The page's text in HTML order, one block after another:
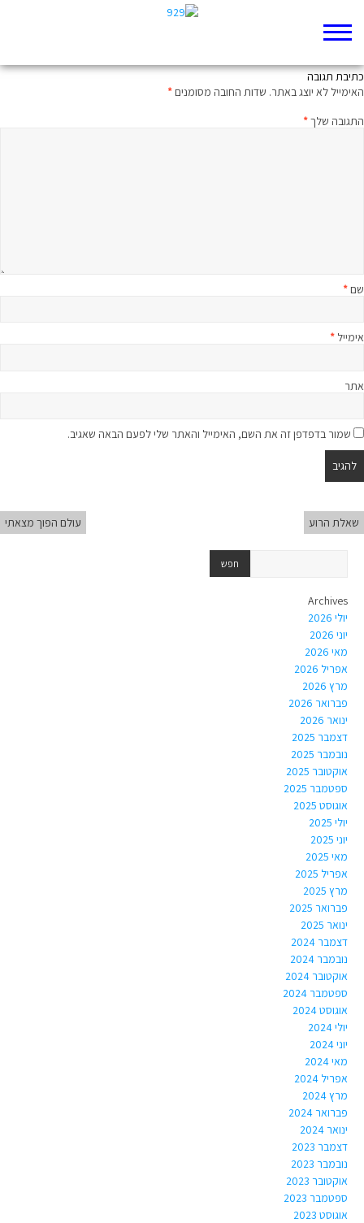
ממעמקים קראתיך: מיטיבי לכת לקהלת פרק י
כתיבת תגובה
האימייל לא יוצג באתר. שדות החובה מסומנים*
התגובה שלך*
שם*
אימייל *
אתר
שמור בדפדפן זה את השם, האימייל והאתר שלי לפעם הבאה שאגיב.
שאלת הרוע עולם הפוך מצאתי
Archives
יולי 2026
יוני 2026
מאי 2026
אפריל 2026
מרץ 2026
פברואר 2026
ינואר 2026
דצמבר 2025
נובמבר 2025
אוקטובר 2025
ספטמבר 2025
אוגוסט 2025
יולי 2025
יוני 2025
מאי 2025
אפריל 2025
מרץ 2025
פברואר 2025
ינואר 2025
דצמבר 2024
נובמבר 2024
אוקטובר 2024
ספטמבר 2024
אוגוסט 2024
יולי 2024
יוני 2024
מאי 2024
אפריל 2024
מרץ 2024
פברואר 2024
ינואר 2024
דצמבר 2023
נובמבר 2023
אוקטובר 2023
ספטמבר 2023
אוגוסט 2023